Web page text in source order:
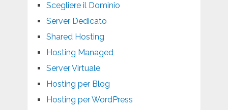
Scegliere il Dominio
Server Dedicato
Shared Hosting
Hosting Managed
Server Virtuale
Hosting per Blog
Hosting per WordPress